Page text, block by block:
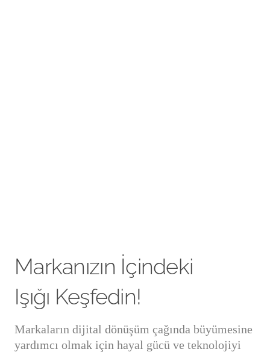
Markanızın İçindeki
Işığı Keşfedin!
Markaların dijital dönüşüm çağında büyümesine
yardımcı olmak için hayal gücü ve teknolojiyi